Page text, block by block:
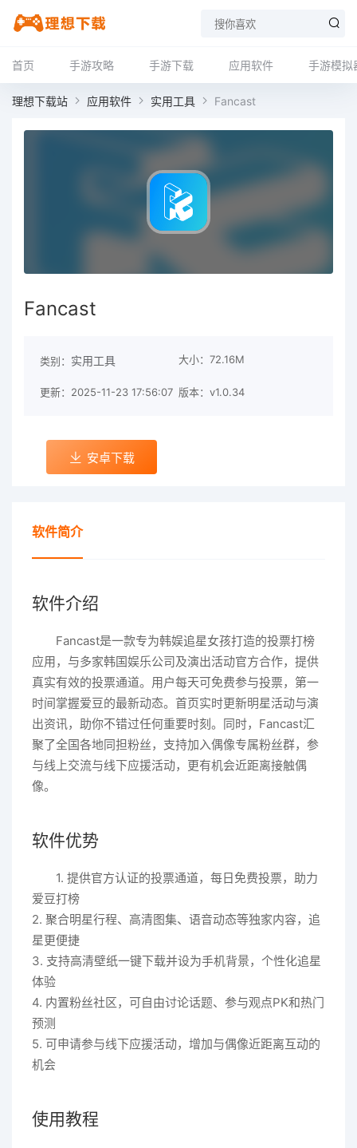
首页 手游攻略 手游下载 应用软件 手游模拟
理想下载站 应用软件 实用工具 Fancast
Fancast
类别： 实用工具 大小：72.16M
更新：2025-11-23 17:56:07 版本：v1.0.34
安卓下载
软件简介
软件介绍
Fancast是一款专为韩娱追星女孩打造的投票打榜
应用，与多家韩国娱乐公司及演出活动官方合作，提供
真实有效的投票通道。用户每天可免费参与投票，第一
时间掌握爱豆的最新动态。首页实时更新明星活动与演
出资讯，助你不错过任何重要时刻。同时，Fancast汇
聚了全国各地同担粉丝，支持加入偶像专属粉丝群，参
与线上交流与线下应援活动，更有机会近距离接触偶
像。
软件优势
1. 提供官方认证的投票通道，每日免费投票，助力
爱豆打榜
2. 聚合明星行程、高清图集、语音动态等独家内容，追
星更便捷
3. 支持高清壁纸一键下载并设为手机背景，个性化追星
体验
4. 内置粉丝社区，可自由讨论话题、参与观点PK和热门
预测
5. 可申请参与线下应援活动，增加与偶像近距离互动的
机会
使用教程